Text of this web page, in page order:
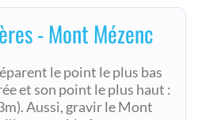
- Mont Mézenc
le point le plus bas
et son point le plus haut :
Aussi, gravir le Mont